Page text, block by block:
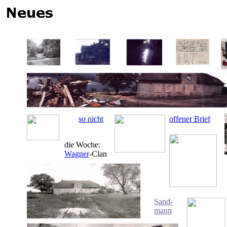
so nicht offener Brief
die Woche:
Wagner-Clan
Sand-
mann